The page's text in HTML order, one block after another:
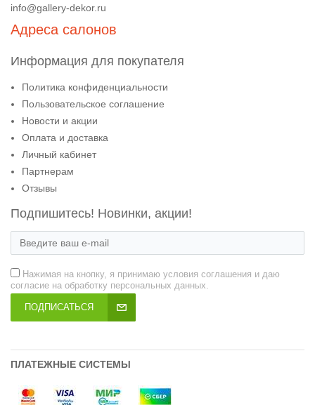
info@gallery-dekor.ru
Адреса салонов
Информация для покупателя
Политика конфиденциальности
Пользовательское соглашение
Новости и акции
Оплата и доставка
Личный кабинет
Партнерам
Отзывы
Подпишитесь! Новинки, акции!
Нажимая на кнопку, я принимаю условия соглашения и даю
согласие на обработку персональных данных.
ПОДПИСАТЬСЯ
ПЛАТЕЖНЫЕ СИСТЕМЫ